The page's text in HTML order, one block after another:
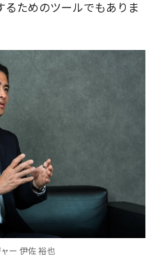
ためのツールでもありま
ー 伊佐 裕也